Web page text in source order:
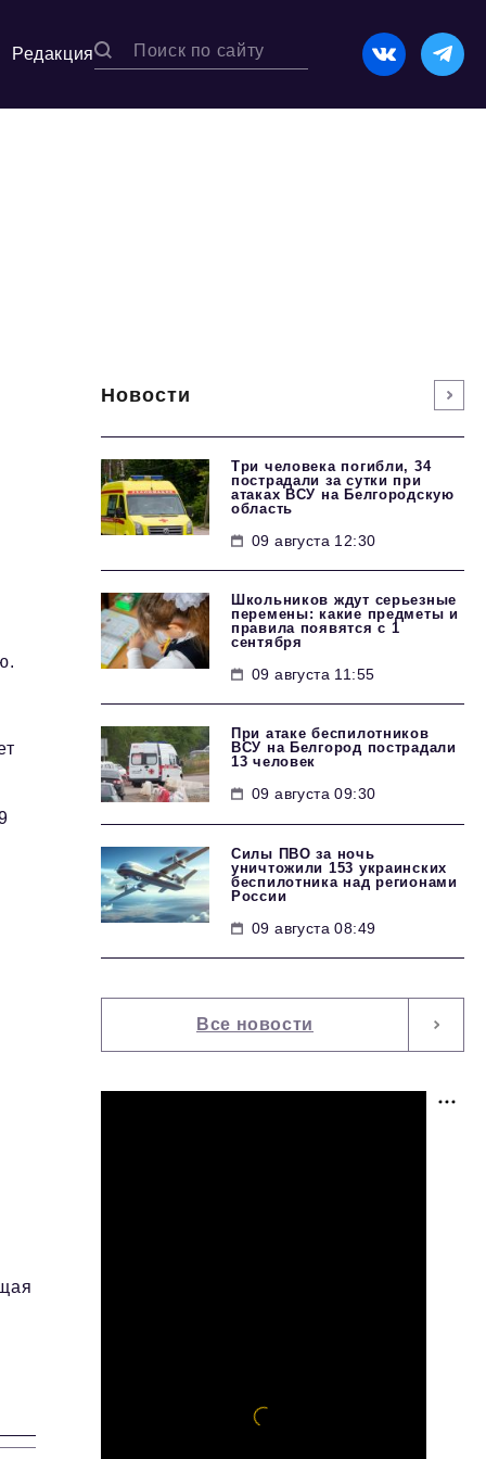
Редакция
Новости
Три человека погибли, 34
пострадали за сутки при
атаках ВСУ на Белгородскую
область
09 августа 12:30
Школьников ждут серьезные
перемены: какие предметы и
правила появятся с 1
сентября
09 августа 11:55
При атаке беспилотников
ВСУ на Белгород пострадали
13 человек
09 августа 09:30
Силы ПВО за ночь
уничтожили 153 украинских
беспилотника над регионами
России
09 августа 08:49
Все новости